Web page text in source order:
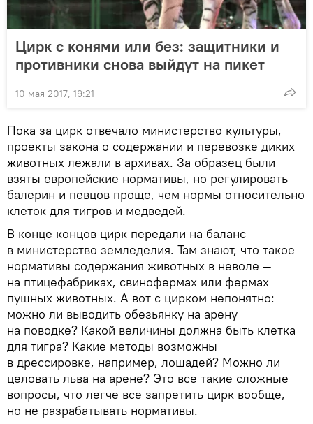
Цирк с конями или без: защитники и
противники снова выйдут на пикет
10 мая 2017, 19:21
Пока за цирк отвечало министерство культуры,
проекты закона о содержании и перевозке диких
животных лежали в архивах. За образец были
взяты европейские нормативы, но регулировать
балерин и певцов проще, чем нормы относительно
клеток для тигров и медведей.
В конце концов цирк передали на баланс
в министерство земледелия. Там знают, что такое
нормативы содержания животных в неволе —
на птицефабриках, свинофермах или фермах
пушных животных. А вот с цирком непонятно:
можно ли выводить обезьянку на арену
на поводке? Какой величины должна быть клетка
для тигра? Какие методы возможны
в дрессировке, например, лошадей? Можно ли
целовать льва на арене? Это все такие сложные
вопросы, что легче все запретить цирк вообще,
но не разрабатывать нормативы.